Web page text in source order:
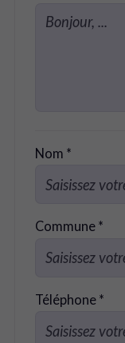
Nom *
Commune *
Téléphone *